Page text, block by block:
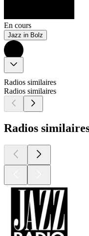
En cours
Jazz in Bolz
Radios similaires
Radios similaires
Radios